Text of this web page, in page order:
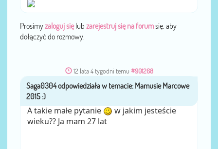
Prosimyzaloguj sięlub zarejestruj się na forumsię, aby
dołączyć do rozmowy.
12 lata 4 tygodni temu #901268
przezSaga0304
A takie małe pytanie
w jakim jesteście
wieku?? Ja mam 27 lat